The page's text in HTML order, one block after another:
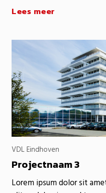
Lees meer
VDL Eindhoven
Projectnaam 3
Lorem ipsum dolor sit